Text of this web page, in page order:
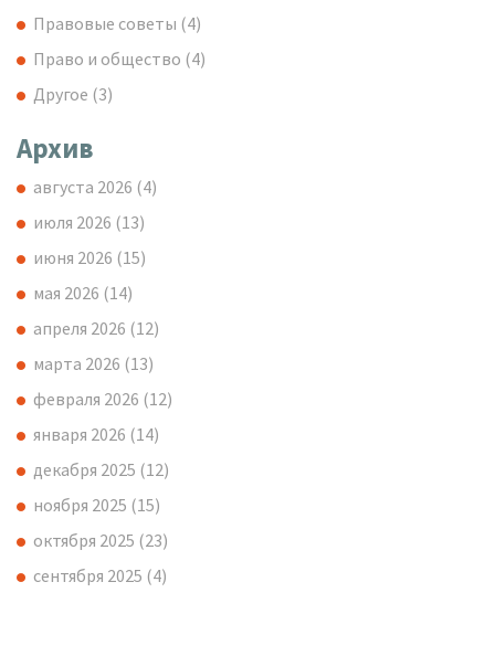
Правовые советы (4)
Право и общество (4)
Другое (3)
Архив
августа 2026 (4)
июля 2026 (13)
июня 2026 (15)
мая 2026 (14)
апреля 2026 (12)
марта 2026 (13)
февраля 2026 (12)
января 2026 (14)
декабря 2025 (12)
ноября 2025 (15)
октября 2025 (23)
сентября 2025 (4)